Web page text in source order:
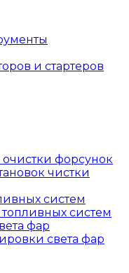
и стартеров
форсунок
чистки
систем
систем
фар
света фар